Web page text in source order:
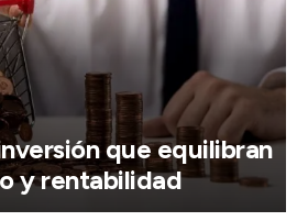
que equilibran
y rentabilidad